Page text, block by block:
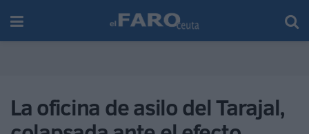
La oficina de asilo del Tarajal,